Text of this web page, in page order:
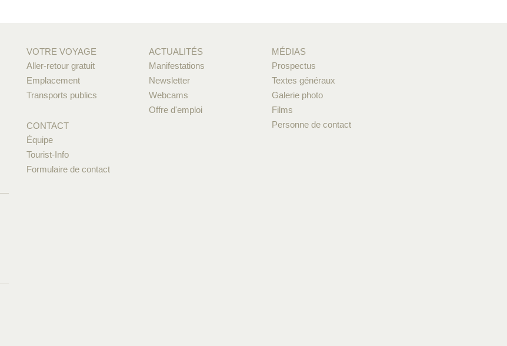
VOTRE VOYAGE
Aller-retour gratuit
Emplacement
Transports publics
CONTACT
Équipe
Tourist-Info
Formulaire de contact
ACTUALITÉS
Manifestations
Newsletter
Webcams
Offre d'emploi
MÉDIAS
Prospectus
Textes généraux
Galerie photo
Films
Personne de contact